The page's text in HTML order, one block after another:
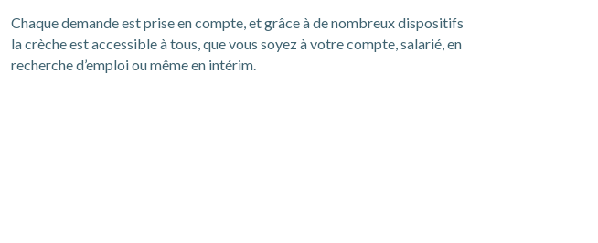
Chaque demande est prise en compte, et grâce à de nombreux dispositifs
la crèche est accessible à tous, que vous soyez à votre compte, salarié, en
recherche d’emploi ou même en intérim.